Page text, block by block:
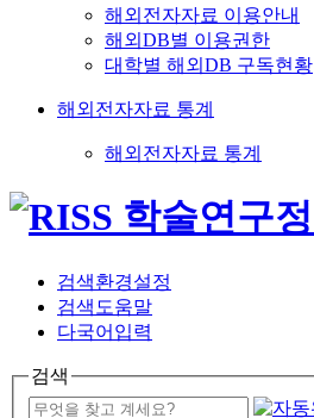
해외전자자료 이용안내
해외DB별 이용권한
대학별 해외DB 구독현황
해외전자자료 통계
해외전자자료 통계
검색환경설정
검색도움말
다국어입력
검색